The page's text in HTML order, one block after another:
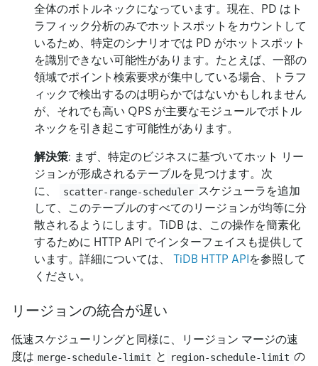
全体のボトルネックになっています。現在、PD はト
ラフィック分析のみでホットスポットをカウントして
いるため、特定のシナリオでは PD がホットスポット
を識別できない可能性があります。たとえば、一部の
領域でポイント検索要求が集中している場合、トラフ
ィックで検出するのは明らかではないかもしれません
が、それでも高い QPS が主要なモジュールでボトル
ネックを引き起こす可能性があります。
解決策: まず、特定のビジネスに基づいてホット リー
ジョンが形成されるテーブルを見つけます。次
に、
scatter-range-scheduler スケジューラを追加
して、このテーブルのすべてのリージョンが均等に分
散されるようにします。TiDB は、この操作を簡素化
するために HTTP API でインターフェイスも提供して
います。詳細については、 TiDB HTTP API を参照して
ください。
リージョンの統合が遅い
低速スケジューリングと同様に、リージョン マージの速
度は merge-schedule-limit と region-schedule-limit の